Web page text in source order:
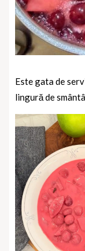
Este gata de
lingură de